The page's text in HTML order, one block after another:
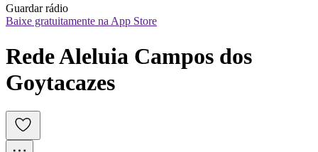
Guardar rádio
Baixe gratuitamente na App Store
Rede Aleluia Campos dos
Goytacazes